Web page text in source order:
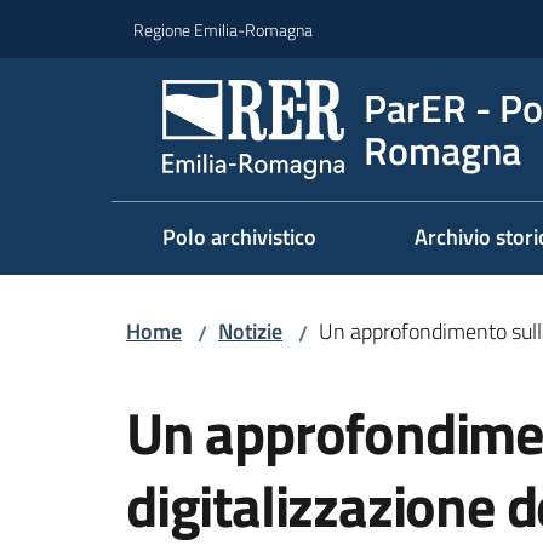
Regione Emilia-Romagna
ParER -
Romagna
Polo archivistico Archivio
Home / Notizie / Un approfondimento
Un
digitalizzazione